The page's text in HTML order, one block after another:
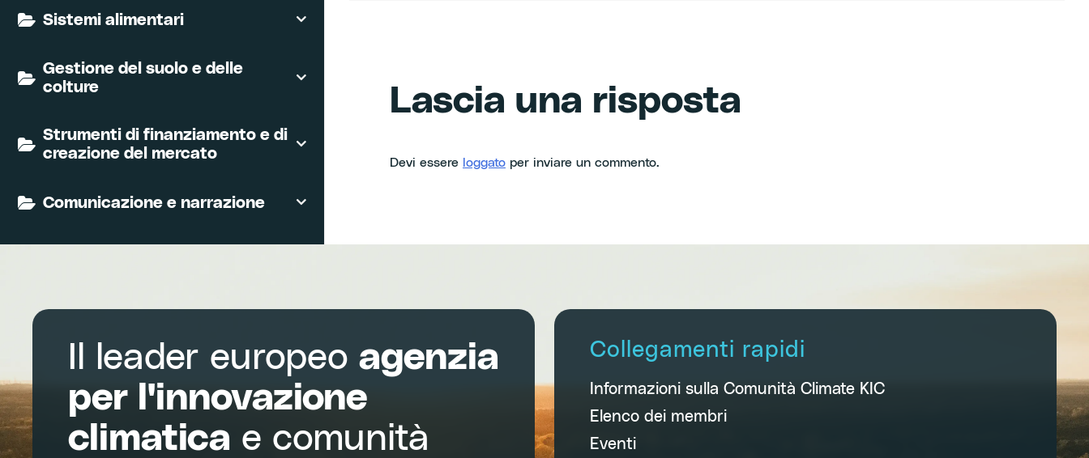
Sistemi alimentari
Gestione del suolo e delle
colture
Strumenti di finanziamento e di
creazione del mercato
Comunicazione e narrazione
Lascia una risposta
Devi essere loggato per inviare un commento.
Il leader europeo agenzia
per l'innovazione
climatica e comunità
Collegamenti rapidi
Informazioni sulla Comunità Climate KIC
Elenco dei membri
Eventi